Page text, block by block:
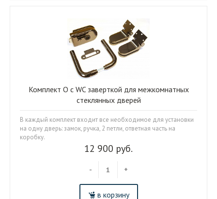
12 900 руб.
- +
в корзину
Комплект О с WC заверткой для межкомнатных
стеклянных дверей
В каждый комплект входит все необходимое для установки
на одну дверь: замок, ручка, 2 петли, ответная часть на
коробку.